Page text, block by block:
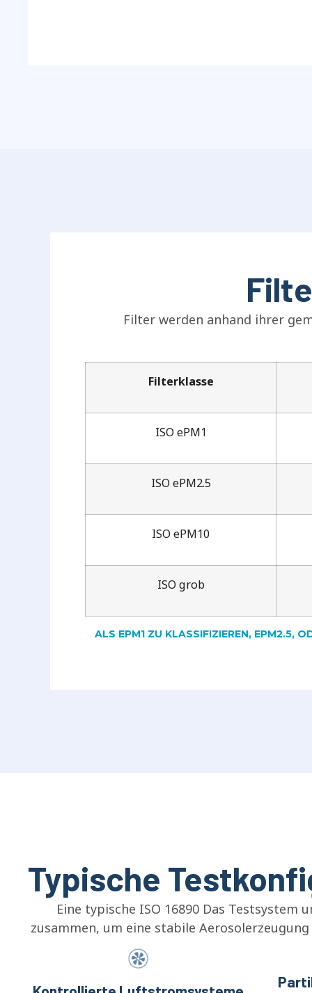
Filter werden anhand ihrer
Filterklasse
ISO ePM1
ISO ePM2.5
ISO ePM10
ISO grob
ALS EPM1 ZU KLASSIFIZIEREN, EPM2.5,
Typische
Eine typische ISO 16890 Das
zusammen, um eine stabile